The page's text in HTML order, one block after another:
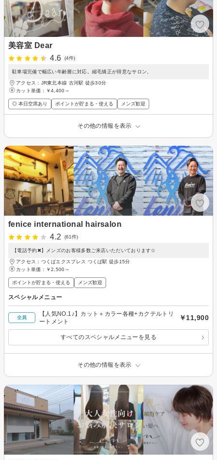
美容室 Dear
4.6
(4件)
駐車場完備で幅広い年齢層に対応。縮毛矯正が得意なサロン。
アクセス：JR東北本線 古河駅 徒歩30分
カット単価： ￥4,400～
◎ 本日空席あり ポイントが貯まる・使える メンズ歓迎
その他の情報を表示
fenice international hairsalon
4.2
(61件)
【電話予約✖】メンズのお客様多数ご来店いただいております☆
アクセス：つくばエクスプレス つくば駅 徒歩15分
カット単価： ￥2,500～
ポイントが貯まる・使える メンズ歓迎
スペシャルメニュー
全員
【人気NO.1♪】カット＋カラー各種+カクテルトリ
ートメント
￥11,900
すべてのスペシャルメニューを見る
その他の情報を表示